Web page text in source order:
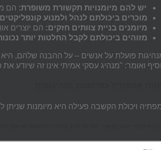
יש להם מיומנויות תקשורת משופרת: הם
מוכרים ביכולתם לנהל ולמנוע קונפליקטים
מיומנים בניית צוותים חזקים: הם יוצרים
מזוהים ביכולתם לקבל החלטות יותר
פועלת על אנשים – על ההבנה שלהם,
ואומר: "מנהיג עסקי אמיתי אינו זה שיודע
ויכולת הקשבה פעילה היא מיומנות